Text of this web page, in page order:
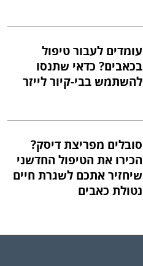
עומדים לעבור טיפול
בכאבים? כדאי שתנסו
להשתמש בבי-קיור לייזר
סובלים מפריצת דיסק?
הכירו את הטיפול החדשני
שיחזיר אתכם לשגרת חיים
נטולת כאבים